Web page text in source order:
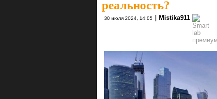
реальность?
30 июля 2024, 14:05 Mistika911